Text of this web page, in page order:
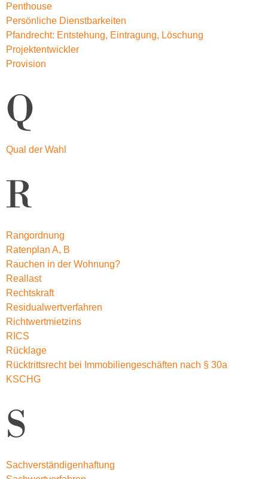
Penthouse
Persönliche Dienstbarkeiten
Pfandrecht: Entstehung, Eintragung, Löschung
Projektentwickler
Provision
Q
Qual der Wahl
R
Rangordnung
Ratenplan A, B
Rauchen in der Wohnung?
Reallast
Rechtskraft
Residualwertverfahren
Richtwertmietzins
RICS
Rücklage
Rücktrittsrecht bei Immobiliengeschäften nach § 30a
KSCHG
S
Sachverständigenhaftung